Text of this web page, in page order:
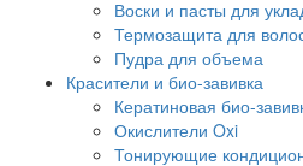
Воски и пасты для
Термозащита для
Пудра для объема
Красители и био-завивка
Кератиновая био-
Окислители Oxi
Тонирующие